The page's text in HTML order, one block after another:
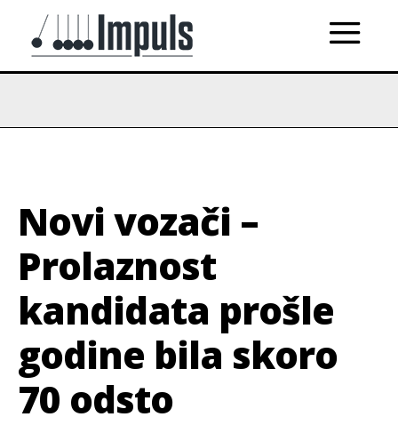
Novi vozači –
Prolaznost
kandidata prošle
godine bila skoro
70 odsto